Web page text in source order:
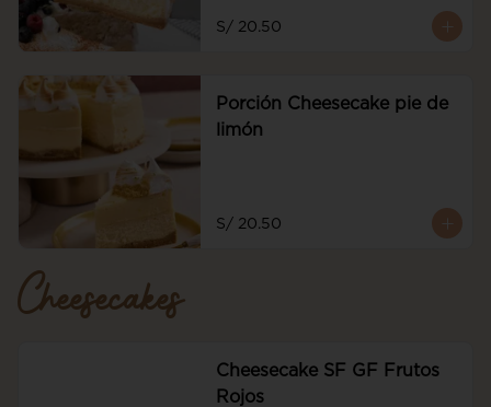
S/ 20.50
Porción Cheesecake pie de
limón
S/ 20.50
Cheesecakes
Cheesecake SF GF Frutos
Rojos